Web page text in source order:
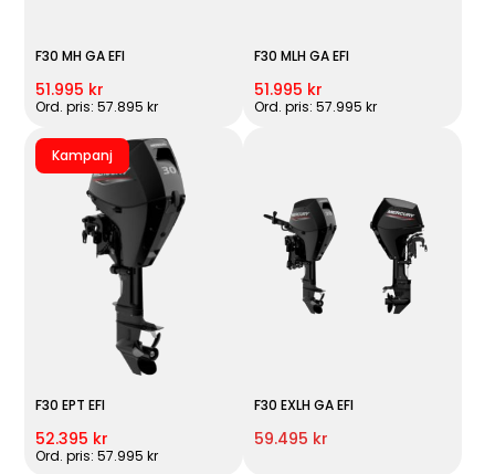
F30 MH GA EFI
51.995 kr
Ord. pris: 57.895 kr
F30 MLH GA EFI
51.995 kr
Ord. pris: 57.995 kr
Kampanj
F30 EPT EFI
52.395 kr
Ord. pris: 57.995 kr
F30 EXLH GA EFI
59.495 kr